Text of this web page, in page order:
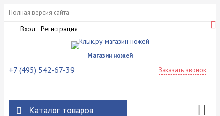
Полная версия сайта
Вход Регистрация
Магазин ножей
+7 (495) 542-67-39 Заказать звонок
Каталог товаров